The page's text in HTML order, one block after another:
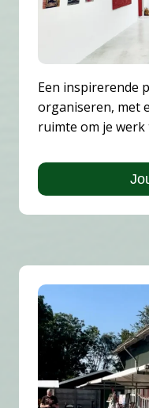
Een inspirerende
organiseren, met
ruimte om je werk